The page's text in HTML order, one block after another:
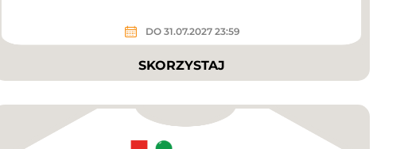
DO 31.07.2027 23:59
SKORZYSTAJ